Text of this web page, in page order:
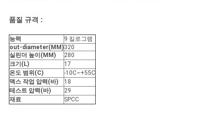
스
인
용
문
품질 규격 :
능력
9 킬로그램
out-diameter(MM)320
실린더 높이(MM)
280
크기(L)
17
온도 범위(C)
-10C~+55C
맥스 작업 압력(바)
18
테스트 압력(바)
29
재료
SPCC